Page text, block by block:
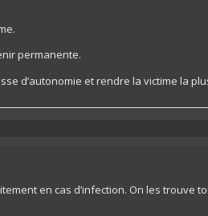
permanente.
d’autonomie et rendre la victime la
en cas d’infection. On les trouve